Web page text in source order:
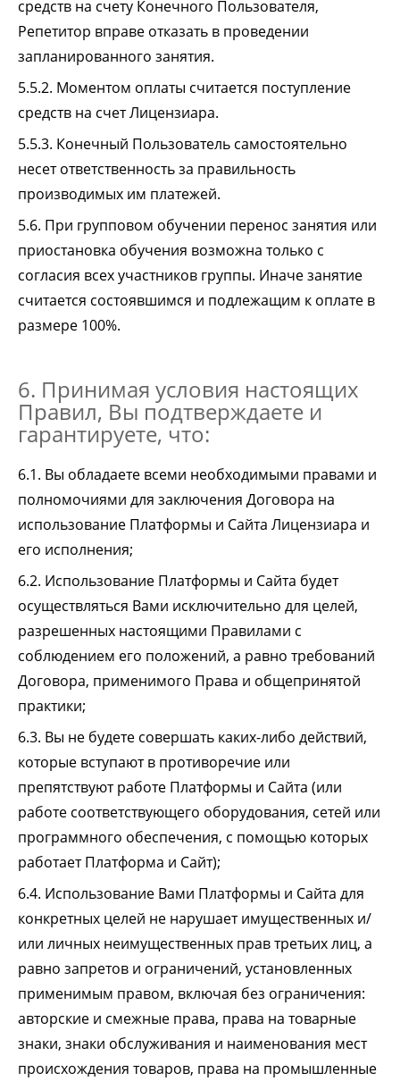
средств на счету Конечного Пользователя,
Репетитор вправе отказать в проведении
запланированного занятия.
5.5.2. Моментом оплаты считается поступление
средств на счет Лицензиара.
5.5.3. Конечный Пользователь самостоятельно
несет ответственность за правильность
производимых им платежей.
5.6. При групповом обучении перенос занятия или
приостановка обучения возможна только с
согласия всех участников группы. Иначе занятие
считается состоявшимся и подлежащим к оплате в
размере 100%.
6. Принимая условия настоящих
Правил, Вы подтверждаете и
гарантируете, что:
6.1. Вы обладаете всеми необходимыми правами и
полномочиями для заключения Договора на
использование Платформы и Сайта Лицензиара и
его исполнения;
6.2. Использование Платформы и Сайта будет
осуществляться Вами исключительно для целей,
разрешенных настоящими Правилами с
соблюдением его положений, а равно требований
Договора, применимого Права и общепринятой
практики;
6.3. Вы не будете совершать каких-либо действий,
которые вступают в противоречие или
препятствуют работе Платформы и Сайта (или
работе соответствующего оборудования, сетей или
программного обеспечения, с помощью которых
работает Платформа и Сайт);
6.4. Использование Вами Платформы и Сайта для
конкретных целей не нарушает имущественных и/
или личных неимущественных прав третьих лиц, а
равно запретов и ограничений, установленных
применимым правом, включая без ограничения:
авторские и смежные права, права на товарные
знаки, знаки обслуживания и наименования мест
происхождения товаров, права на промышленные